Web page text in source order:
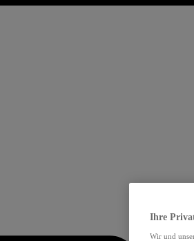
Ihre
Wir und